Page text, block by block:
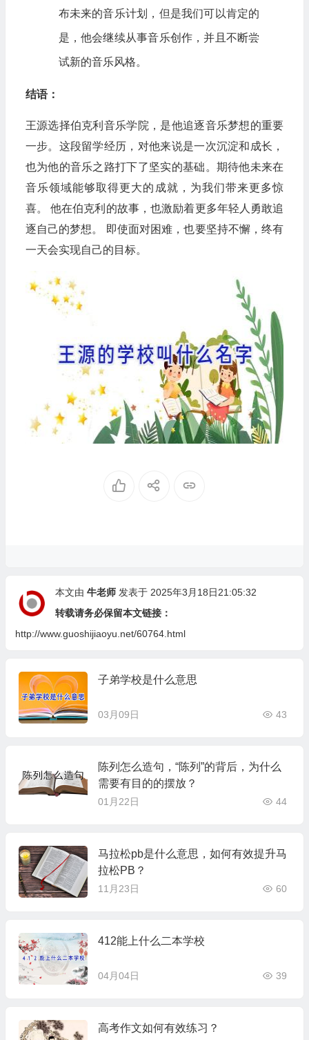
布未来的音乐计划，但是我们可以肯定的
是，他会继续从事音乐创作，并且不断尝
试新的音乐风格。
结语：
王源选择伯克利音乐学院，是他追逐音乐梦想的重要
一步。这段留学经历，对他来说是一次沉淀和成长，
也为他的音乐之路打下了坚实的基础。期待他未来在
音乐领域能够取得更大的成就，为我们带来更多惊
喜。 他在伯克利的故事，也激励着更多年轻人勇敢追
逐自己的梦想。 即使面对困难，也要坚持不懈，终有
一天会实现自己的目标。
本文由 牛老师发表于 2025年3月18日21:05:32
转载请务必保留本文链接：
http://www.guoshijiaoyu.net/60764.html
子弟学校是什么意思
03月09日 43
陈列怎么造句，“陈列”的背后，为什么
需要有目的的摆放？
01月22日 44
马拉松pb是什么意思，如何有效提升马
拉松PB？
11月23日 60
412能上什么二本学校
04月04日 39
高考作文如何有效练习？